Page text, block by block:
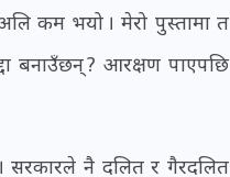
कम भयो । मेरो पुस्तामा त
बनाउँछन् ? आरक्षण पाएपछि
सरकारले नै दलित र गैरदलित